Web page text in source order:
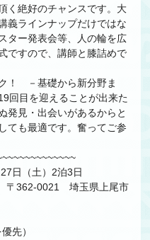
く絶好のチャンスです。大
義ラインナップだけではな
ター発表会等、人の輪を広
ですので、講師と膝詰めで
！ －基礎から新分野ま
回目を迎えることが出来た
発見・出会いがあるからと
ても最適です。奮ってご参
日（土）2泊3日
〒362-0021 埼玉県上尾市
先）